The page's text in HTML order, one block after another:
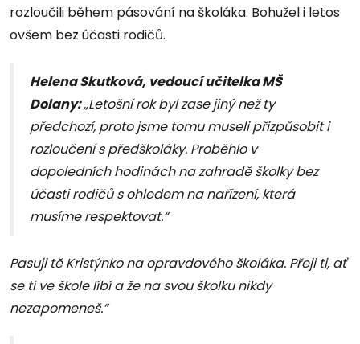
rozloučili během pásování na školáka. Bohužel i letos
ovšem bez účasti rodičů.
Helena Skutková, vedoucí učitelka MŠ
Dolany:„Letošní rok byl zase jiný než ty
předchozí, proto jsme tomu museli přizpůsobit i
rozloučení s předškoláky. Proběhlo v
dopoledních hodinách na zahradě školky bez
účasti rodičů s ohledem na nařízení, která
musíme respektovat.“
Pasuji tě Kristýnko na opravdového školáka. Přeji ti, ať
se ti ve škole líbí a že na svou školku nikdy
nezapomeneš.“